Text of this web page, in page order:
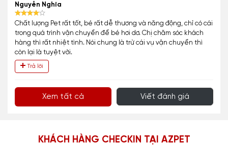
Nguyễn Nghĩa
Chất lượng Pet rất tốt, bé rất dễ thương và năng động, chỉ có cái
trong quá trình vận chuyển để bé hơi dơ. Chị chăm sóc khách
hàng thì rất nhiệt tình. Nói chung là trừ cái vụ vận chuyển thì
còn lại là tuyệt vời.
Trả lời
Xem tất cả Viết đánh giá
KHÁCH HÀNG CHECKIN TẠI AZPET